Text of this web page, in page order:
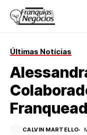
Últimas Notícias
CALVIN MARTELLO